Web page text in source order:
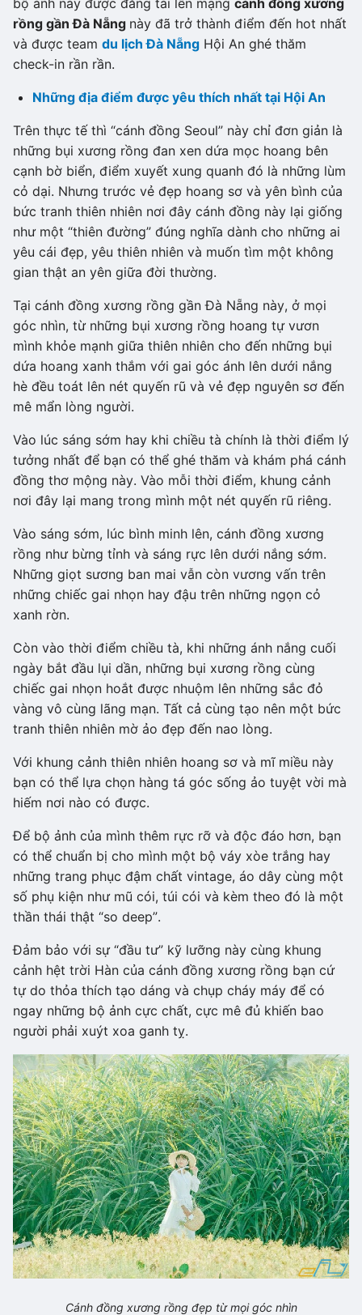
rồng gần Đà Nẵng này đã trở thành điểm đến hot nhất
và được team du lịch Đà Nẵng Hội An ghé thăm
check-in rần rần.
Những địa điểm được yêu thích nhất tại Hội An
Trên thực tế thì “cánh đồng Seoul” này chỉ đơn giản là
những bụi xương rồng đan xen dứa mọc hoang bên
cạnh bờ biển, điểm xuyết xung quanh đó là những lùm
cỏ dại. Nhưng trước vẻ đẹp hoang sơ và yên bình của
bức tranh thiên nhiên nơi đây cánh đồng này lại giống
như một “thiên đường” đúng nghĩa dành cho những ai
yêu cái đẹp, yêu thiên nhiên và muốn tìm một không
gian thật an yên giữa đời thường.
Tại cánh đồng xương rồng gần Đà Nẵng này, ở mọi
góc nhìn, từ những bụi xương rồng hoang tự vươn
mình khỏe mạnh giữa thiên nhiên cho đến những bụi
dứa hoang xanh thắm với gai góc ánh lên dưới nắng
hè đều toát lên nét quyến rũ và vẻ đẹp nguyên sơ đến
mê mẩn lòng người.
Vào lúc sáng sớm hay khi chiều tà chính là thời điểm lý
tưởng nhất để bạn có thể ghé thăm và khám phá cánh
đồng thơ mộng này. Vào mỗi thời điểm, khung cảnh
nơi đây lại mang trong mình một nét quyến rũ riêng.
Vào sáng sớm, lúc bình minh lên, cánh đồng xương
rồng như bừng tỉnh và sáng rực lên dưới nắng sớm.
Những giọt sương ban mai vẫn còn vương vấn trên
những chiếc gai nhọn hay đậu trên những ngọn cỏ
xanh rờn.
Còn vào thời điểm chiều tà, khi những ánh nắng cuối
ngày bắt đầu lụi dần, những bụi xương rồng cùng
chiếc gai nhọn hoắt được nhuộm lên những sắc đỏ
vàng vô cùng lãng mạn. Tất cả cùng tạo nên một bức
tranh thiên nhiên mờ ảo đẹp đến nao lòng.
Với khung cảnh thiên nhiên hoang sơ và mĩ miều này
bạn có thể lựa chọn hàng tá góc sống ảo tuyệt vời mà
hiếm nơi nào có được.
Để bộ ảnh của mình thêm rực rỡ và độc đáo hơn, bạn
có thể chuẩn bị cho mình một bộ váy xòe trắng hay
những trang phục đậm chất vintage, áo dây cùng một
số phụ kiện như mũ cói, túi cói và kèm theo đó là một
thần thái thật “so deep”.
Đảm bảo với sự “đầu tư” kỹ lưỡng này cùng khung
cảnh hệt trời Hàn của cánh đồng xương rồng bạn cứ
tự do thỏa thích tạo dáng và chụp cháy máy để có
ngay những bộ ảnh cực chất, cực mê đủ khiến bao
người phải xuýt xoa ganh tỵ.
Cánh đồng xương rồng đẹp từ mọi góc nhìn